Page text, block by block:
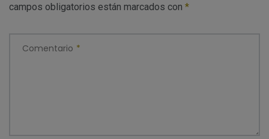
campos obligatorios están marcados con *
Comentario *